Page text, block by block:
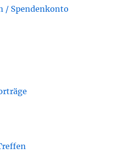
/ Spendenkonto